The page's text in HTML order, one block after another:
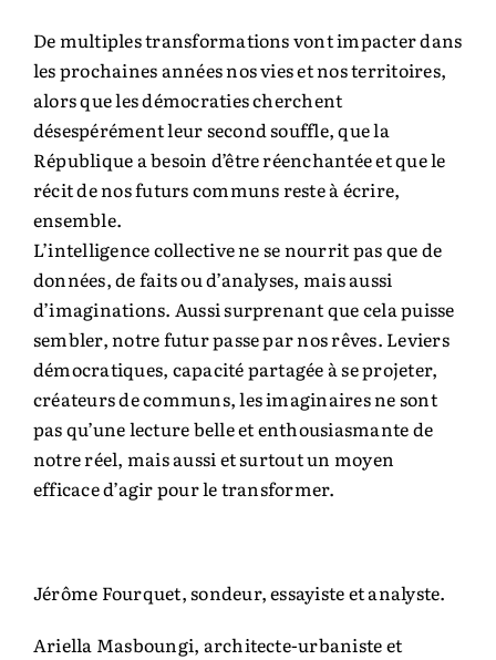
De multiples transformations vont impacter dans
les prochaines années nos vies et nos territoires,
alors que les démocraties cherchent
désespérément leur second souffle, que la
République a besoin d’être réenchantée et que le
récit de nos futurs communs reste à écrire,
ensemble.
L’intelligence collective ne se nourrit pas que de
données, de faits ou d’analyses, mais aussi
d’imaginations. Aussi surprenant que cela puisse
sembler, notre futur passe par nos rêves. Leviers
démocratiques, capacité partagée à se projeter,
créateurs de communs, les imaginaires ne sont
pas qu’une lecture belle et enthousiasmante de
notre réel, mais aussi et surtout un moyen
efficace d’agir pour le transformer.
Jérôme Fourquet, sondeur, essayiste et analyste.
Ariella Masboungi, architecte-urbaniste et